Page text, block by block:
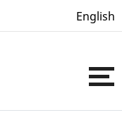
English